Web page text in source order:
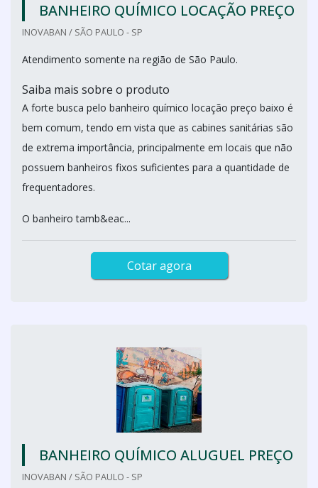
BANHEIRO QUÍMICO LOCAÇÃO PREÇO
INOVABAN / SÃO PAULO - SP
Atendimento somente na região de São Paulo.
Saiba mais sobre o produto
A forte busca pelo banheiro químico locação preço baixo é
bem comum, tendo em vista que as cabines sanitárias são
de extrema importância, principalmente em locais que não
possuem banheiros fixos suficientes para a quantidade de
frequentadores.
O banheiro tamb&eac...
Cotar agora
BANHEIRO QUÍMICO ALUGUEL PREÇO
INOVABAN / SÃO PAULO - SP